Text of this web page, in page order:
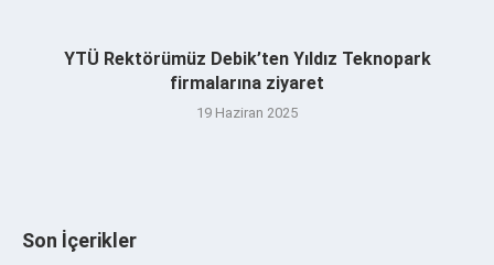
YTÜ Rektörümüz Debik’ten Yıldız Teknopark
firmalarına ziyaret
19 Haziran 2025
Son İçerikler